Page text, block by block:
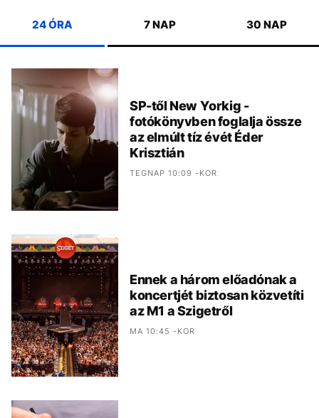
24 ÓRA 7 NAP 30 NAP
SP-től New Yorkig -
fotókönyvben foglalja össze
az elmúlt tíz évét Éder
Krisztián
TEGNAP 10:09 -KOR
Ennek a három előadónak a
koncertjét biztosan közvetíti
az M1 a Szigetről
MA 10:45 -KOR